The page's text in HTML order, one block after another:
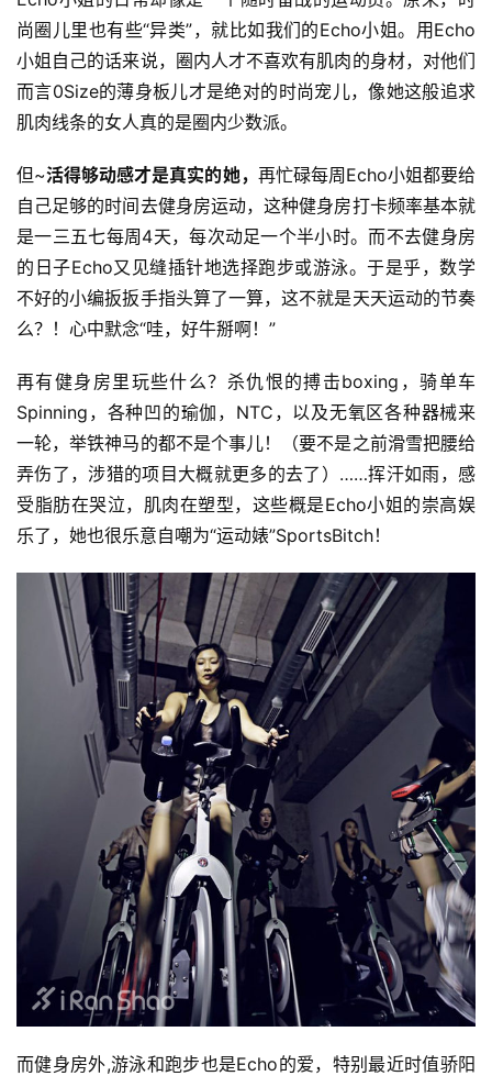
尚圈儿里也有些“异类”，就比如我们的Echo小姐。用Echo
小姐自己的话来说，圈内人才不喜欢有肌肉的身材，对他们
而言0Size的薄身板儿才是绝对的时尚宠儿，像她这般追求
肌肉线条的女人真的是圈内少数派。
但~活得够动感才是真实的她， 再忙碌每周Echo小姐都要给
自己足够的时间去健身房运动，这种健身房打卡频率基本就
是一三五七每周4天，每次动足一个半小时。而不去健身房
的日子Echo又见缝插针地选择跑步或游泳。于是乎，数学
不好的小编扳扳手指头算了一算，这不就是天天运动的节奏
么？！心中默念“哇，好牛掰啊！”
再有健身房里玩些什么？杀仇恨的搏击boxing，骑单车
Spinning，各种凹的瑜伽，NTC，以及无氧区各种器械来
一轮，举铁神马的都不是个事儿！（要不是之前滑雪把腰给
弄伤了，涉猎的项目大概就更多的去了）……挥汗如雨，感
受脂肪在哭泣，肌肉在塑型，这些概是Echo小姐的崇高娱
乐了，她也很乐意自嘲为“运动婊”SportsBitch！
而健身房外,游泳和跑步也是Echo的爱，特别最近时值骄阳